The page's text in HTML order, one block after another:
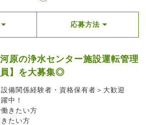
応募方法
原の浄水センター施設運転管理
】を大募集◎
備関係経験者・資格保有者＞大歓迎
中！
きたい方
きたい方